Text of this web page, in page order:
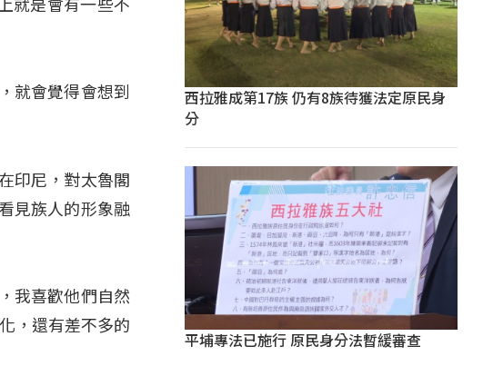
就是會有一些不
就會覺得會想到
印尼，對太魯閣
見族人的形象融
我喜歡他們自然
，還有差不多的
西拉雅成第17族 仍有8族待獲法定原民身
分
平埔專法已施行 原民身分法暫緩審查